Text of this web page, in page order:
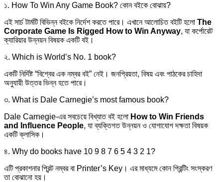
১. How To Win Any Game Book? কোন বইকে বোঝায়?
এই সার্চ টার্মটি বিভিন্ন বইকে নির্দেশ করতে পারে। এখানে আলোচিত বইটি হলো The
Corporate Game Is Rigged How to Win Anyway, যা কর্পোরেট
ক্যারিয়ার উন্নয়ন বিষয়ক একটি বই।
২. Which is World’s No. 1 book?
একটি নির্দিষ্ট “বিশ্বের এক নম্বর বই” নেই। জনপ্রিয়তা, বিষয় এবং পাঠকের চাহিদা
অনুযায়ী উত্তর ভিন্ন হতে পারে।
৩. What is Dale Carnegie’s most famous book?
Dale Carnegie-এর সবচেয়ে বিখ্যাত বই হলো How to Win Friends
and Influence People, যা ব্যক্তিগত উন্নয়ন ও যোগাযোগ দক্ষতা বিষয়ক
একটি ক্লাসিক।
৪. Why do books have 10 9 8 7 6 5 4 3 2 1?
এটি প্রকাশনার প্রিন্ট নম্বর বা Printer’s Key। এর মাধ্যমে কোন প্রিন্টিং সংস্করণ
তা বোঝানো হয়।